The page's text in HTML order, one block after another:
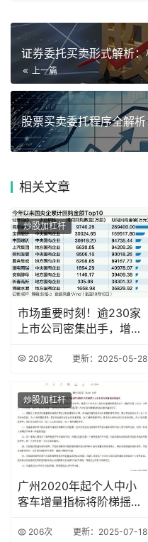
上一篇
相关文章
炒股加杠杆
市场重要时刻！逾230家
上市公司密集出手，增持
208次 更新：2025-05-28
炒股加杠杆
广州2020年起个人中小
客车增量指标将阶梯摇
206次 更新：2025-07-18